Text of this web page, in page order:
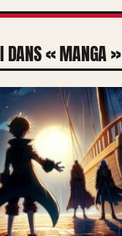
DANS « MANGA »